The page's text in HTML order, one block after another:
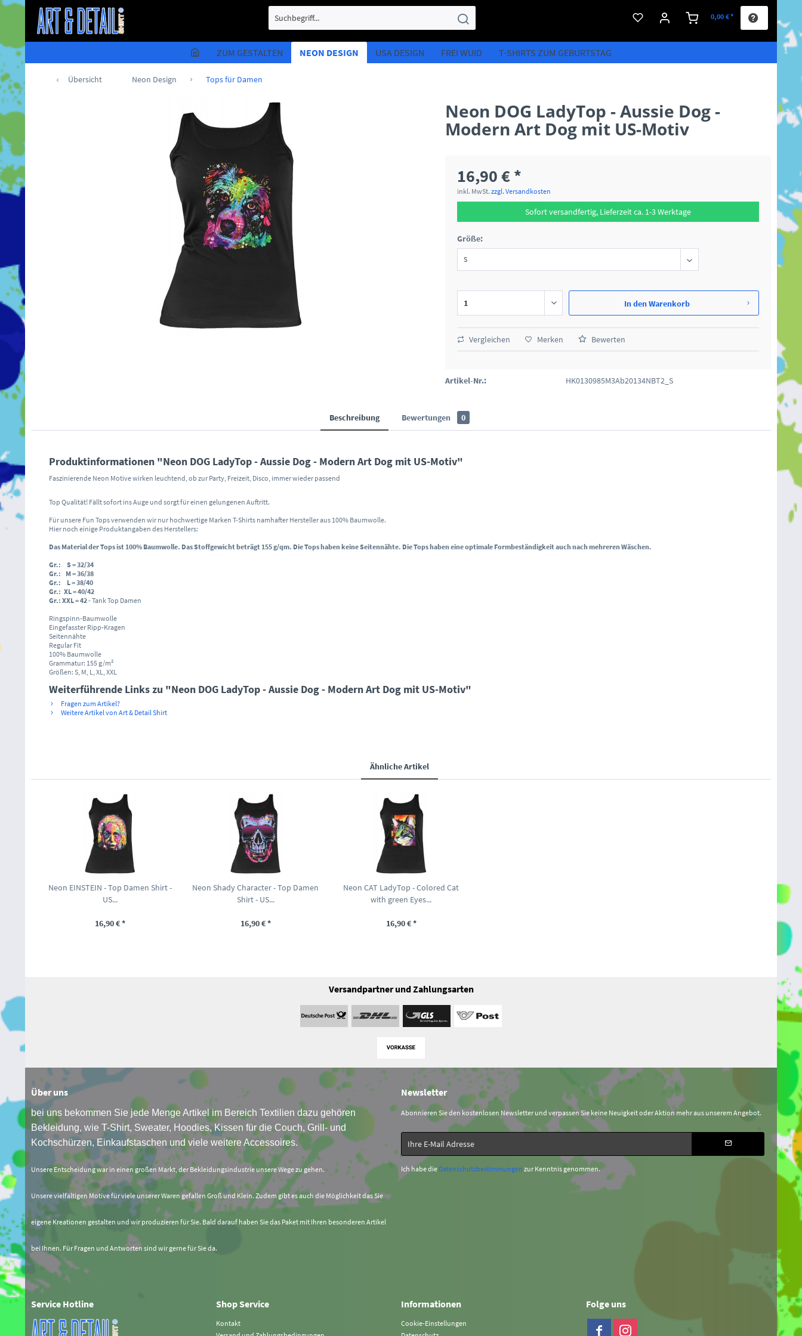
0,00 € *
ZUM GESTALTEN NEON DESIGN USA DESIGN FREI WUID T-SHIRTS ZUM GEBURTSTAG
Übersicht Neon Design Tops für Damen
Neon DOG LadyTop - Aussie Dog -
Modern Art Dog mit US-Motiv
16,90 € *
inkl. MwSt.zzgl. Versandkosten
Sofort versandfertig, Lieferzeit ca. 1-3 Werktage
Größe:
In denWarenkorb
Vergleichen Merken Bewerten
Artikel-Nr.: HK0130985M3Ab20134NBT2_S
Beschreibung Bewertungen 0
Produktinformationen "Neon DOG LadyTop - Aussie Dog - Modern Art Dog mit US-Motiv"
Faszinierende Neon Motive wirken leuchtend, ob zur Party, Freizeit, Disco, immer wieder passend
Top Qualität! Fällt sofort ins Auge und sorgt für einen gelungenen Auftritt.
Für unsere Fun Tops verwenden wir nur hochwertige Marken T-Shirts namhafter Hersteller aus 100% Baumwolle.
Hier noch einige Produktangaben des Herstellers:
Das Material der Tops ist 100% Baumwolle. Das Stoffgewicht beträgt 155 g/qm. Die Tops haben keine Seitennähte. Die Tops haben eine optimale Formbeständigkeit auch nach mehreren Wäschen.
Gr.: S = 32/34
Gr.: M = 36/38
Gr.: L = 38/40
Gr.: XL = 40/42
Gr.: XXL = 42- Tank Top Damen
Ringspinn-Baumwolle
Eingefasster Ripp-Kragen
Seitennähte
Regular Fit
100% Baumwolle
Grammatur: 155 g/m²
Größen: S, M, L, XL, XXL
Weiterführende Links zu "Neon DOG LadyTop - Aussie Dog - Modern Art Dog mit US-Motiv"
Fragen zum Artikel?
Weitere Artikel von Art & Detail Shirt
Ähnliche Artikel
Neon EINSTEIN - Top Damen Shirt -
US...
16,90 € *
Neon Shady Character - Top Damen
Shirt - US...
16,90 € *
Neon CAT LadyTop - Colored Cat
with green Eyes...
16,90 € *
Versandpartner und Zahlungsarten
Über uns
bei uns bekommen Sie jede Menge Artikel im Bereich Textilien dazu gehören
Bekleidung, wie T-Shirt, Sweater, Hoodies, Kissen für die Couch, Grill- und
Kochschürzen, Einkaufstaschen und viele weitere Accessoires.
Unsere Entscheidung war in einen großen Markt, der Bekleidungsindustrie unsere Wege zu gehen.
Unsere vielfältigen Motive für viele unserer Waren gefallen Groß und Klein. Zudem gibt es auch die Möglichkeit das Sie
eigene Kreationen gestalten und wir produzieren für Sie. Bald darauf haben Sie das Paket mit Ihren besonderen Artikel
bei Ihnen. Für Fragen und Antworten sind wir gerne für Sie da.
Newsletter
Abonnieren Sie den kostenlosen Newsletter und verpassen Sie keine Neuigkeit oder Aktion mehr aus unserem Angebot.
Ich habe die Datenschutzbestimmungen zur Kenntnis genommen.
Service Hotline Shop Service
Kontakt
Informationen
Cookie-Einstellungen
Folge uns